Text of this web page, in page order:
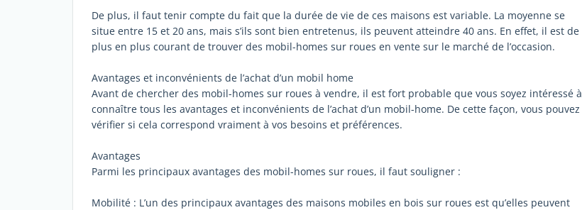
De plus, il faut tenir compte du fait que la durée de vie de ces maisons est variable. La moyenne se
situe entre 15 et 20 ans, mais s’ils sont bien entretenus, ils peuvent atteindre 40 ans. En effet, il est de
plus en plus courant de trouver des mobil-homes sur roues en vente sur le marché de l’occasion.
Avantages et inconvénients de l’achat d’un mobil home
Avant de chercher des mobil-homes sur roues à vendre, il est fort probable que vous soyez intéressé à
connaître tous les avantages et inconvénients de l’achat d’un mobil-home. De cette façon, vous pouvez
vérifier si cela correspond vraiment à vos besoins et préférences.
Avantages
Parmi les principaux avantages des mobil-homes sur roues, il faut souligner :
Mobilité : L’un des principaux avantages des maisons mobiles en bois sur roues est qu’elles peuvent